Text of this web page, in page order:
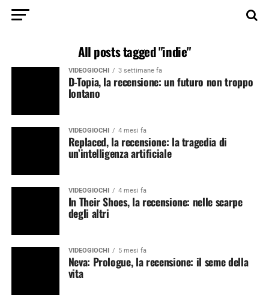
All posts tagged "indie"
VIDEOGIOCHI 3 settimane fa
D-Topia, la recensione: un futuro non troppo
lontano
VIDEOGIOCHI 4 mesi fa
Replaced, la recensione: la tragedia di
un’intelligenza artificiale
VIDEOGIOCHI 4 mesi fa
In Their Shoes, la recensione: nelle scarpe
degli altri
VIDEOGIOCHI 5 mesi fa
Neva: Prologue, la recensione: il seme della
vita